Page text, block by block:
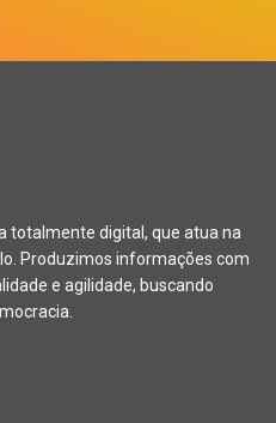
totalmente digital, que atua na
Produzimos informações com
e agilidade, buscando